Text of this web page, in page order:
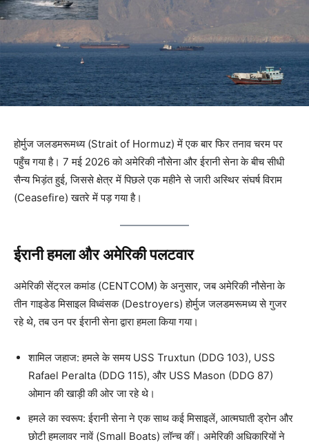
होर्मुज जलडमरूमध्य (Strait of Hormuz) में एक बार फिर तनाव चरम पर
पहुँच गया है। 7 मई 2026 को अमेरिकी नौसेना और ईरानी सेना के बीच सीधी
सैन्य भिड़ंत हुई, जिससे क्षेत्र में पिछले एक महीने से जारी अस्थिर संघर्ष विराम
(Ceasefire) खतरे में पड़ गया है।
ईरानी हमला और अमेरिकी पलटवार
अमेरिकी सेंट्रल कमांड (CENTCOM) के अनुसार, जब अमेरिकी नौसेना के
तीन गाइडेड मिसाइल विध्वंसक (Destroyers) होर्मुज जलडमरूमध्य से गुजर
रहे थे, तब उन पर ईरानी सेना द्वारा हमला किया गया।
शामिल जहाज: हमले के समय USS Truxtun (DDG 103), USS
Rafael Peralta (DDG 115), और USS Mason (DDG 87)
ओमान की खाड़ी की ओर जा रहे थे।
हमले का स्वरूप: ईरानी सेना ने एक साथ कई मिसाइलें, आत्मघाती ड्रोन और
छोटी हमलावर नावें (Small Boats) लॉन्च कीं। अमेरिकी अधिकारियों ने